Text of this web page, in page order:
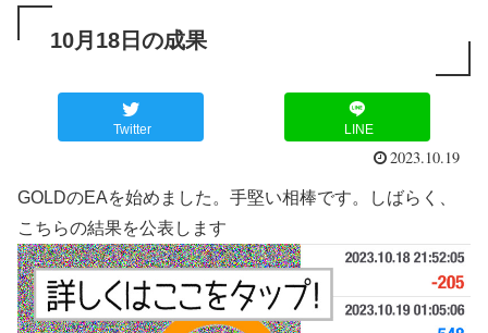
10月18日の成果
Twitter LINE
2023.10.19
GOLDのEAを始めました。手堅い相棒です。しばらく、
こちらの結果を公表します